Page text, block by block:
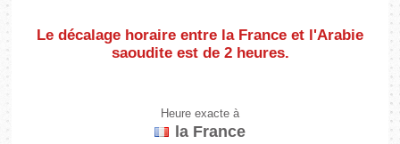
Le décalage horaire entre la France et l'Arabie
saoudite est de 2 heures.
Heure exacte à
la France